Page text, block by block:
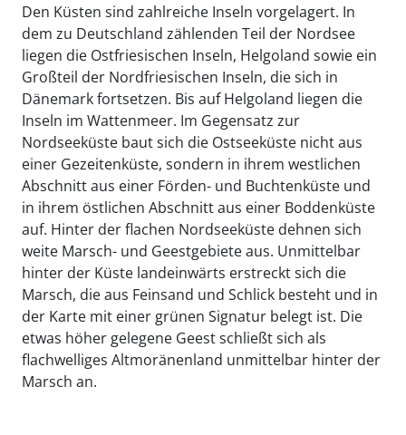
Den Küsten sind zahlreiche Inseln vorgelagert. In
dem zu Deutschland zählenden Teil der Nordsee
liegen die Ostfriesischen Inseln, Helgoland sowie ein
Großteil der Nordfriesischen Inseln, die sich in
Dänemark fortsetzen. Bis auf Helgoland liegen die
Inseln im Wattenmeer. Im Gegensatz zur
Nordseeküste baut sich die Ostseeküste nicht aus
einer Gezeitenküste, sondern in ihrem westlichen
Abschnitt aus einer Förden- und Buchtenküste und
in ihrem östlichen Abschnitt aus einer Boddenküste
auf. Hinter der flachen Nordseeküste dehnen sich
weite Marsch- und Geestgebiete aus. Unmittelbar
hinter der Küste landeinwärts erstreckt sich die
Marsch, die aus Feinsand und Schlick besteht und in
der Karte mit einer grünen Signatur belegt ist. Die
etwas höher gelegene Geest schließt sich als
flachwelliges Altmoränenland unmittelbar hinter der
Marsch an.